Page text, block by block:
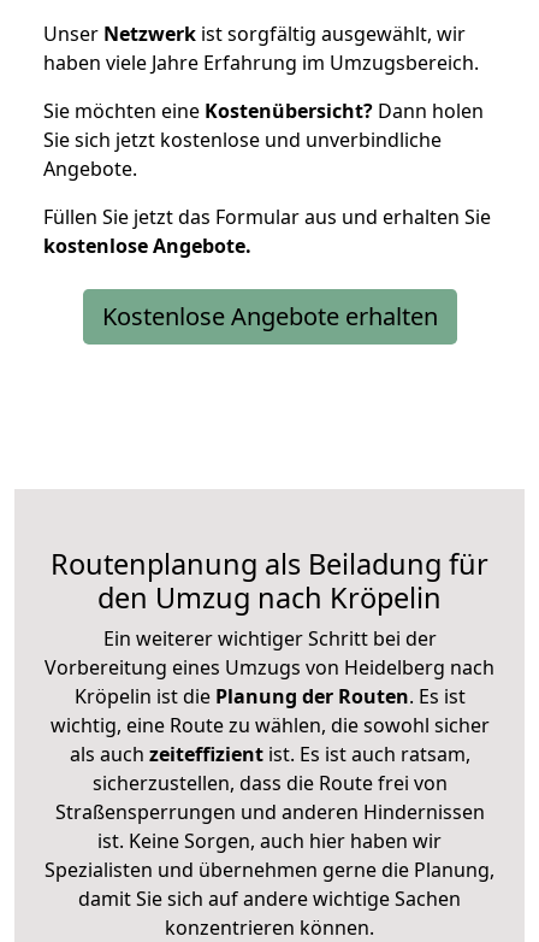
Unser Netzwerk ist sorgfältig ausgewählt, wir
haben viele Jahre Erfahrung im Umzugsbereich.
Sie möchten eine Kostenübersicht? Dann holen
Sie sich jetzt kostenlose und unverbindliche
Angebote.
Füllen Sie jetzt das Formular aus und erhalten Sie
kostenloseAngebote.
Kostenlose Angebote erhalten
Routenplanung als Beiladung für
den Umzug nach Kröpelin
Ein weiterer wichtiger Schritt bei der
Vorbereitung eines Umzugs von Heidelberg nach
Kröpelin ist diePlanung der Routen. Es ist
wichtig, eine Route zu wählen, die sowohl sicher
als auch zeiteffizientist. Es ist auch ratsam,
sicherzustellen, dass die Route frei von
Straßensperrungen und anderen Hindernissen
ist. Keine Sorgen, auch hier haben wir
Spezialisten und übernehmen gerne die Planung,
damit Sie sich auf andere wichtige Sachen
konzentrieren können.